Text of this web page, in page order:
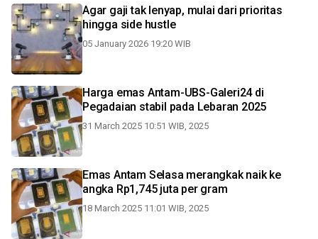
Agar gaji tak lenyap, mulai dari prioritas
hingga side hustle
05 January 2026 19:20 WIB
Harga emas Antam-UBS-Galeri24 di
Pegadaian stabil pada Lebaran 2025
31 March 2025 10:51 WIB, 2025
Emas Antam Selasa merangkak naik ke
angka Rp1,745 juta per gram
18 March 2025 11:01 WIB, 2025